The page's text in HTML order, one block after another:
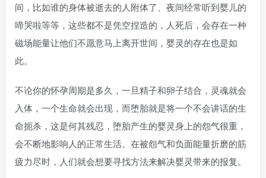
间，比如谁的身体被逝去的人附体了、夜间经常听到婴儿的
啼哭啦等等，这些都不是凭空捏造的，人死后，会存在一种
磁场能量让他们不愿意马上离开世间，婴灵的存在也是如
此。
不论你的怀孕周期是多久，一旦精子和卵子结合，灵魂就会
入体，一个生命就会出现，而堕胎就是将一个不会讲话的生
命扼杀，这是何其残忍，堕胎产生的婴灵身上的怨气很重，
会不断地影响人的正常生活。在被怨气和负面能量折磨的筋
疲力尽时，人们就会想要寻找方法来解决婴灵带来的报复。